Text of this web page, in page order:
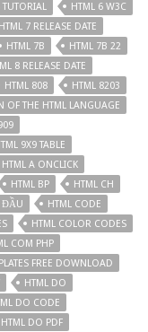
TUTORIAL
HTML 6 W3C
HTML 7 RELEASE DATE
HTML 7B
HTML 7B 22
8 RELEASE DATE
HTML 808
HTML 8203
OF THE HTML LANGUAGE
9X9 TABLE
HTML A ONCLICK
HTML BP
HTML CH
ĐẦU
HTML CODE
HTML COLOR CODES
COM PHP
FREE DOWNLOAD
HTML DO
DO CODE
HTML DO PDF